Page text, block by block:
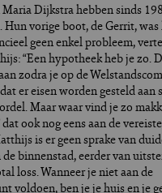
Dijkstra hebben sinds
Hun vorige boot, de Gerrit, was
geen enkel probleem,
“Een hypotheek heb je zo.
zodra je op de
er eisen worden gesteld aan
Maar waar vind je zo
ook nog eens aan de
is er geen sprake van
binnenstad, eerder van
loss. Wanneer je niet aan de
voldoen, ben je je huis en je